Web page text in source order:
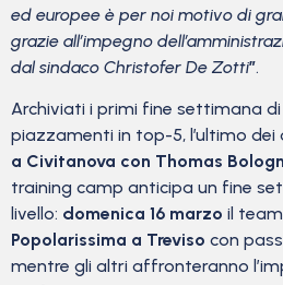
ed europee è per noi motivo di
grazie all’impegno
dal sindaco Christofer De Zotti”.
Archiviati i primi fine settimana
piazzamenti in top-5, l’ultimo dei
a Civitanova con Thomas
training camp anticipa un fine
livello: domenica 16 marzo il
Popolarissima a Treviso con
mentre gli altri affronteranno